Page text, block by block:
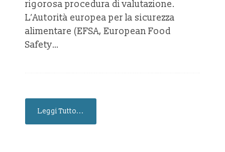
rigorosa procedura di valutazione.
L’Autorità europea per la sicurezza
alimentare (EFSA, European Food
Safety…
Leggi Tutto...